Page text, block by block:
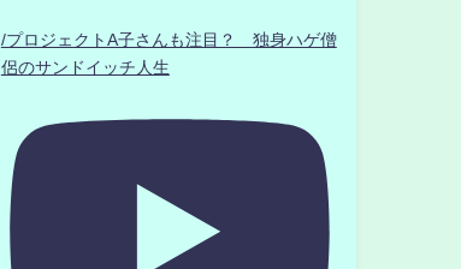
/プロジェクトA子さんも注目？ 独身ハゲ僧
侶のサンドイッチ人生